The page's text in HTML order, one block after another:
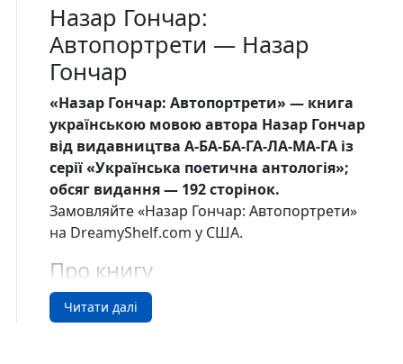
Назар Гончар:
Автопортрети — Назар
Гончар
«Назар Гончар: Автопортрети» — книга
українською мовою автора Назар Гончар
від видавництва А-БА-БА-ГА-ЛА-МА-ГА із
серії «Українська поетична антологія»;
обсяг видання — 192 сторінок.
Замовляйте «Назар Гончар: Автопортрети»
на DreamyShelf.com у США.
Про книгу
До книги вибраних віршів Назара Гончара
— одного з найоригінальніших поетів-
Читати далі